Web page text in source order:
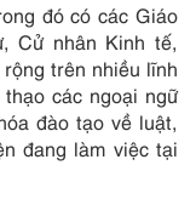
đó có các Giáo
Cử nhân Kinh tế,
trên nhiều lĩnh
các ngoại ngữ
đào tạo về luật,
đang làm việc tại